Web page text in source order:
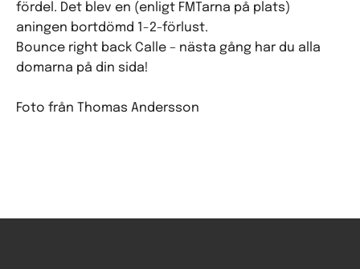
fördel. Det blev en (enligt FMTarna på plats)
aningen bortdömd 1-2-förlust.
Bounce right back Calle – nästa gång har du alla
domarna på din sida!
Foto från Thomas Andersson